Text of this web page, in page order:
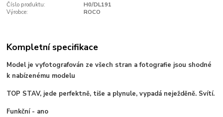
Číslo produktu:
H0/DL191
Výrobce:
ROCO
Kompletní specifikace
Model je vyfotografován ze všech stran a fotografie jsou shodné
k nabízenému modelu
TOP STAV, jede perfektně, tiše a plynule, vypadá neježděně. Svítí.
Funkční - ano